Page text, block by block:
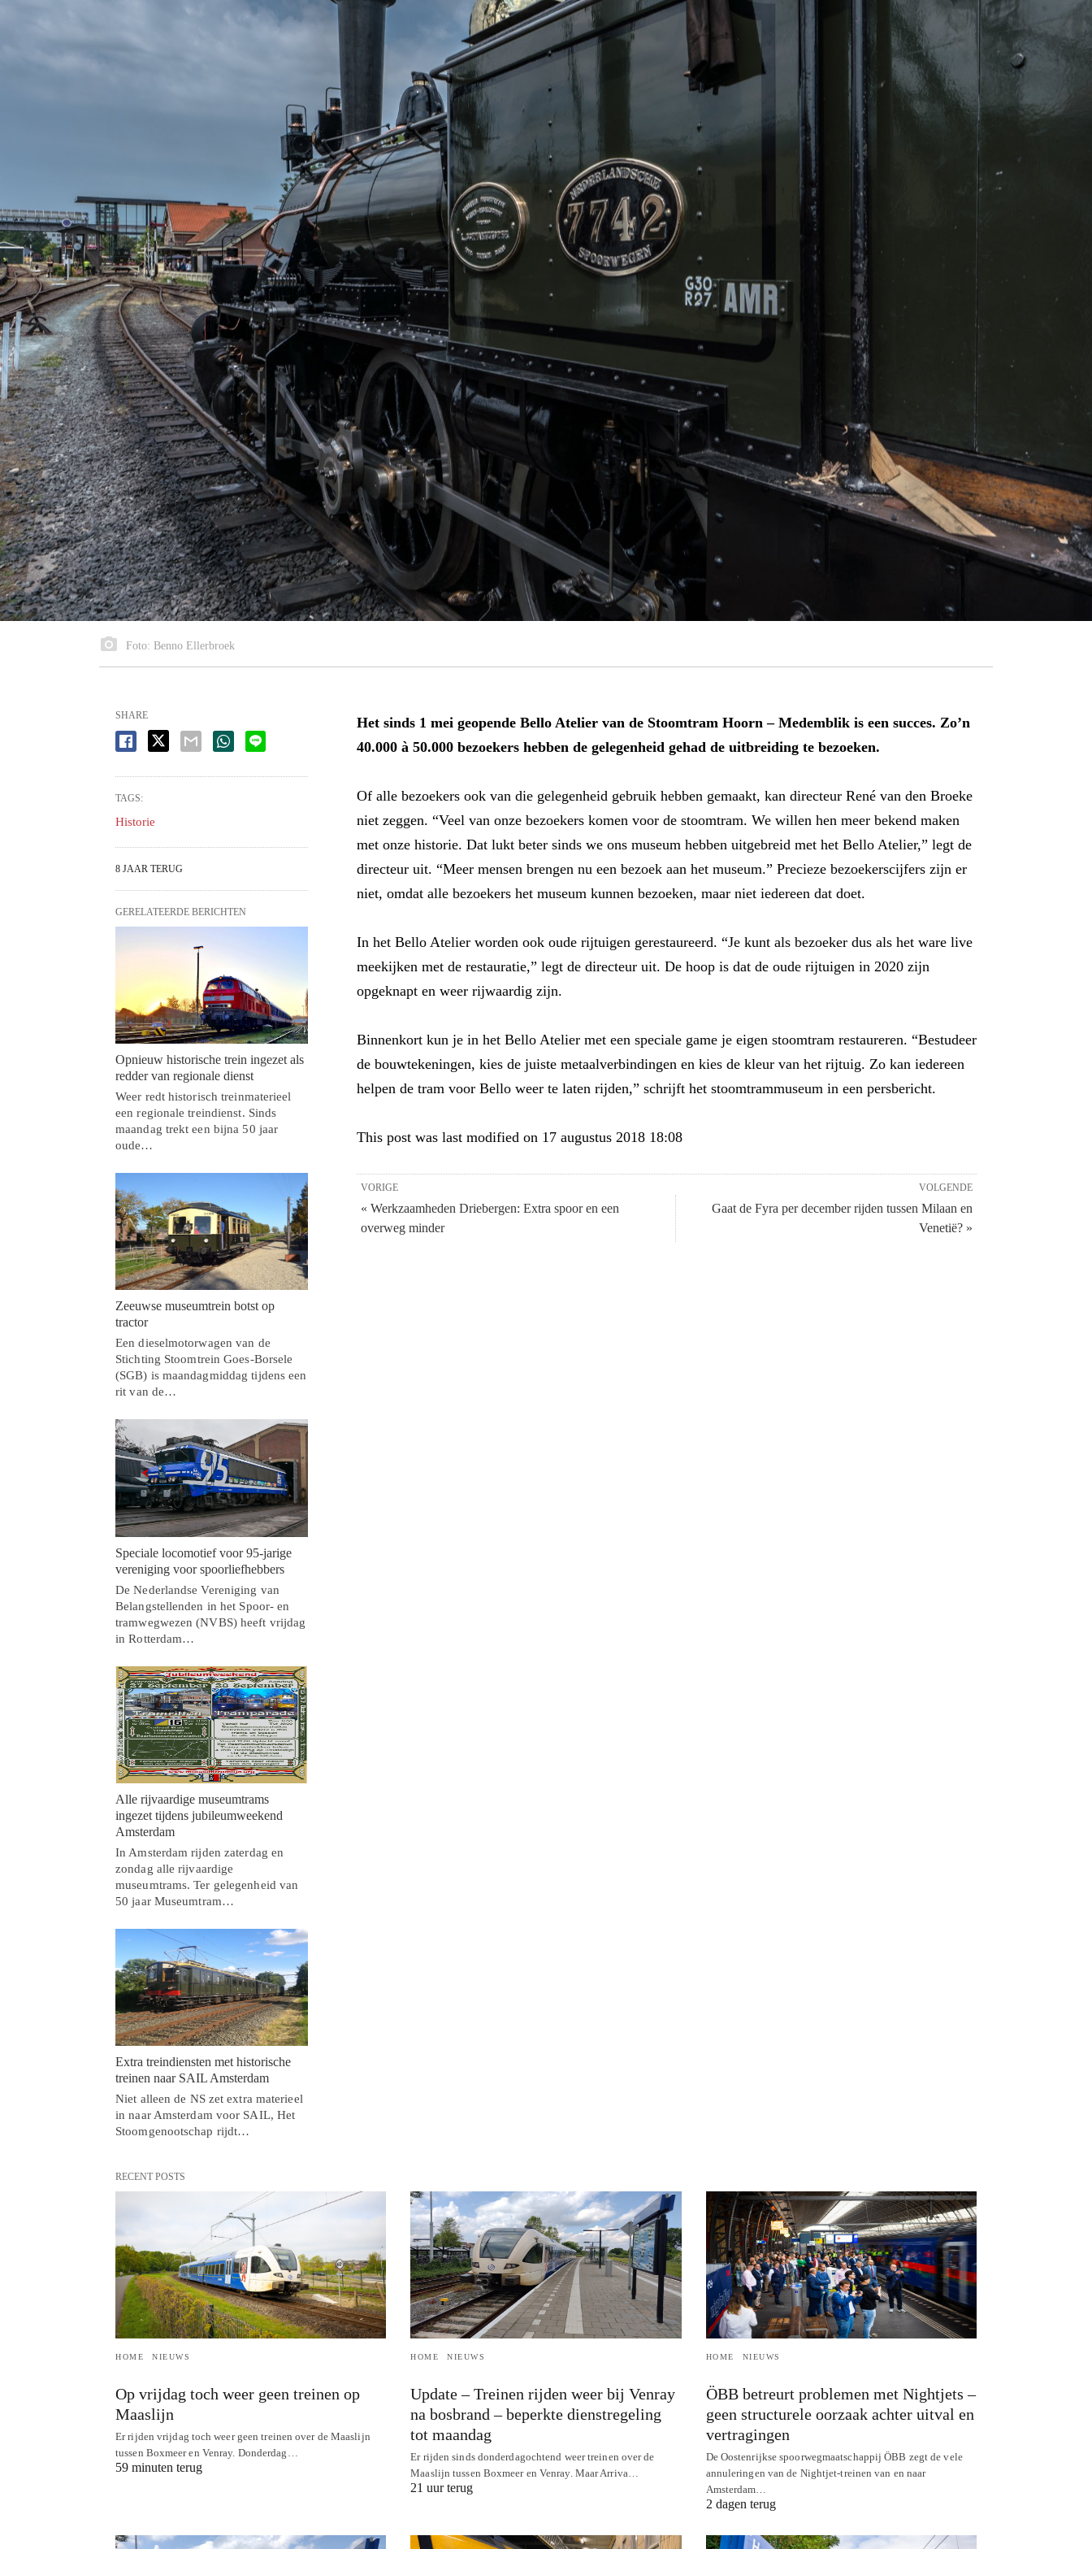
Foto: Benno Ellerbroek
Het sinds 1 mei geopende Bello Atelier van de Stoomtram Hoorn – Medemblik is een succes. Zo’n
40.000 à 50.000 bezoekers hebben de gelegenheid gehad de uitbreiding te bezoeken.
Of alle bezoekers ook van die gelegenheid gebruik hebben gemaakt, kan directeur René van den Broeke
niet zeggen. “Veel van onze bezoekers komen voor de stoomtram. We willen hen meer bekend maken
met onze historie. Dat lukt beter sinds we ons museum hebben uitgebreid met het Bello Atelier,” legt de
directeur uit. “Meer mensen brengen nu een bezoek aan het museum.” Precieze bezoekerscijfers zijn er
niet, omdat alle bezoekers het museum kunnen bezoeken, maar niet iedereen dat doet.
In het Bello Atelier worden ook oude rijtuigen gerestaureerd. “Je kunt als bezoeker dus als het ware live
meekijken met de restauratie,” legt de directeur uit. De hoop is dat de oude rijtuigen in 2020 zijn
opgeknapt en weer rijwaardig zijn.
Binnenkort kun je in het Bello Atelier met een speciale game je eigen stoomtram restaureren. “Bestudeer
de bouwtekeningen, kies de juiste metaalverbindingen en kies de kleur van het rijtuig. Zo kan iedereen
helpen de tram voor Bello weer te laten rijden,” schrijft het stoomtrammuseum in een persbericht.
This post was last modified on 17 augustus 2018 18:08
VOLGENDE
Gaat de Fyra per december rijden tussen Milaan en
Venetië? »
VORIGE
« Werkzaamheden Driebergen: Extra spoor en een
overweg minder
SHARE
TAGS:
Historie
8 JAAR TERUG
GERELATEERDE BERICHTEN
Opnieuw historische trein ingezet als
redder van regionale dienst
Weer redt historisch treinmaterieel
een regionale treindienst. Sinds
maandag trekt een bijna 50 jaar
oude…
Zeeuwse museumtrein botst op
tractor
Een dieselmotorwagen van de
Stichting Stoomtrein Goes-Borsele
(SGB) is maandagmiddag tijdens een
rit van de…
Speciale locomotief voor 95-jarige
vereniging voor spoorliefhebbers
De Nederlandse Vereniging van
Belangstellenden in het Spoor- en
tramwegwezen (NVBS) heeft vrijdag
in Rotterdam…
Alle rijvaardige museumtrams
ingezet tijdens jubileumweekend
Amsterdam
In Amsterdam rijden zaterdag en
zondag alle rijvaardige
museumtrams. Ter gelegenheid van
50 jaar Museumtram…
Extra treindiensten met historische
treinen naar SAIL Amsterdam
Niet alleen de NS zet extra materieel
in naar Amsterdam voor SAIL, Het
Stoomgenootschap rijdt…
RECENT POSTS
HOME NIEUWS
Op vrijdag toch weer geen treinen op
Maaslijn
Er rijden vrijdag toch weer geen treinen over de Maaslijn
tussen Boxmeer en Venray. Donderdag…
59 minuten terug
HOME NIEUWS
Update – Treinen rijden weer bij Venray
na bosbrand – beperkte dienstregeling
tot maandag
Er rijden sinds donderdagochtend weer treinen over de
Maaslijn tussen Boxmeer en Venray. Maar Arriva…
21 uur terug
HOME NIEUWS
ÖBB betreurt problemen met Nightjets –
geen structurele oorzaak achter uitval en
vertragingen
De Oostenrijkse spoorwegmaatschappij ÖBB zegt de vele
annuleringen van de Nightjet-treinen van en naar
Amsterdam…
2 dagen terug